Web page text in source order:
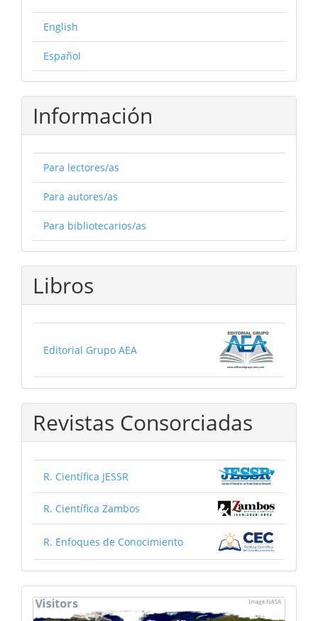
English
Español
Información
Para lectores/as
Para autores/as
Para bibliotecarios/as
Libros
Editorial Grupo AEA
Revistas Consorciadas
R. Científica JESSR
R. Científica Zambos
R. Enfoques de Conocimiento
mapa